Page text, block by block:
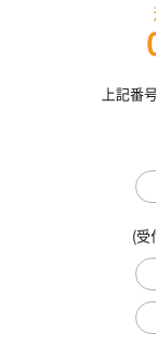
上記番
(受